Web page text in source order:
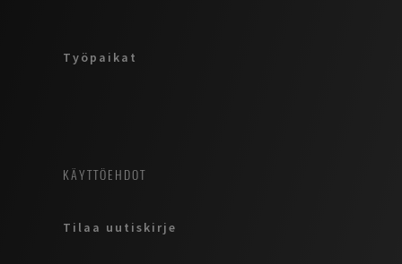
Työpaikat
KÄYTTÖEHDOT
Tilaa uutiskirje